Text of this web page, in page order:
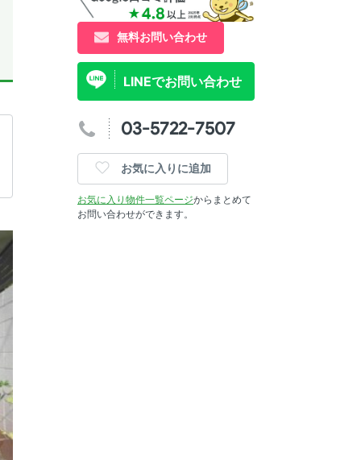
無料お問い合わせ
LINEでお問い合わせ
03-5722-7507
お気に入りに追加
お気に入り物件一覧ページからまとめて
お問い合わせができます。